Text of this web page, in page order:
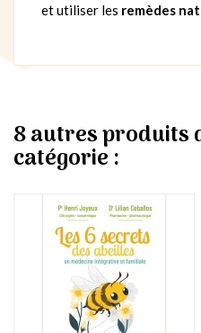
et utiliser les remèdes
8 autres produits
catégorie :